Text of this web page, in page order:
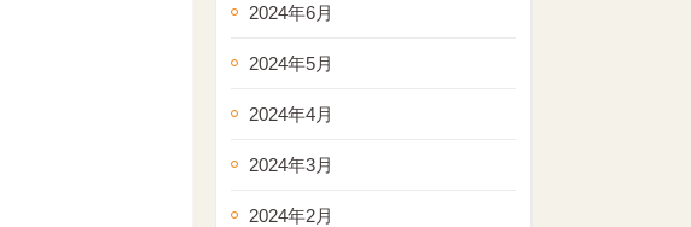
2024年6月
2024年5月
2024年4月
2024年3月
2024年2月